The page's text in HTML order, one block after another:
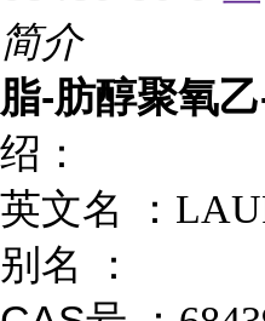
简介
脂-肪醇聚氧
绍：
英文名 ：
别名 ：